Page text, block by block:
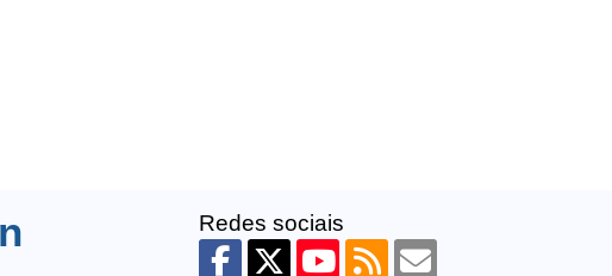
Redes sociais